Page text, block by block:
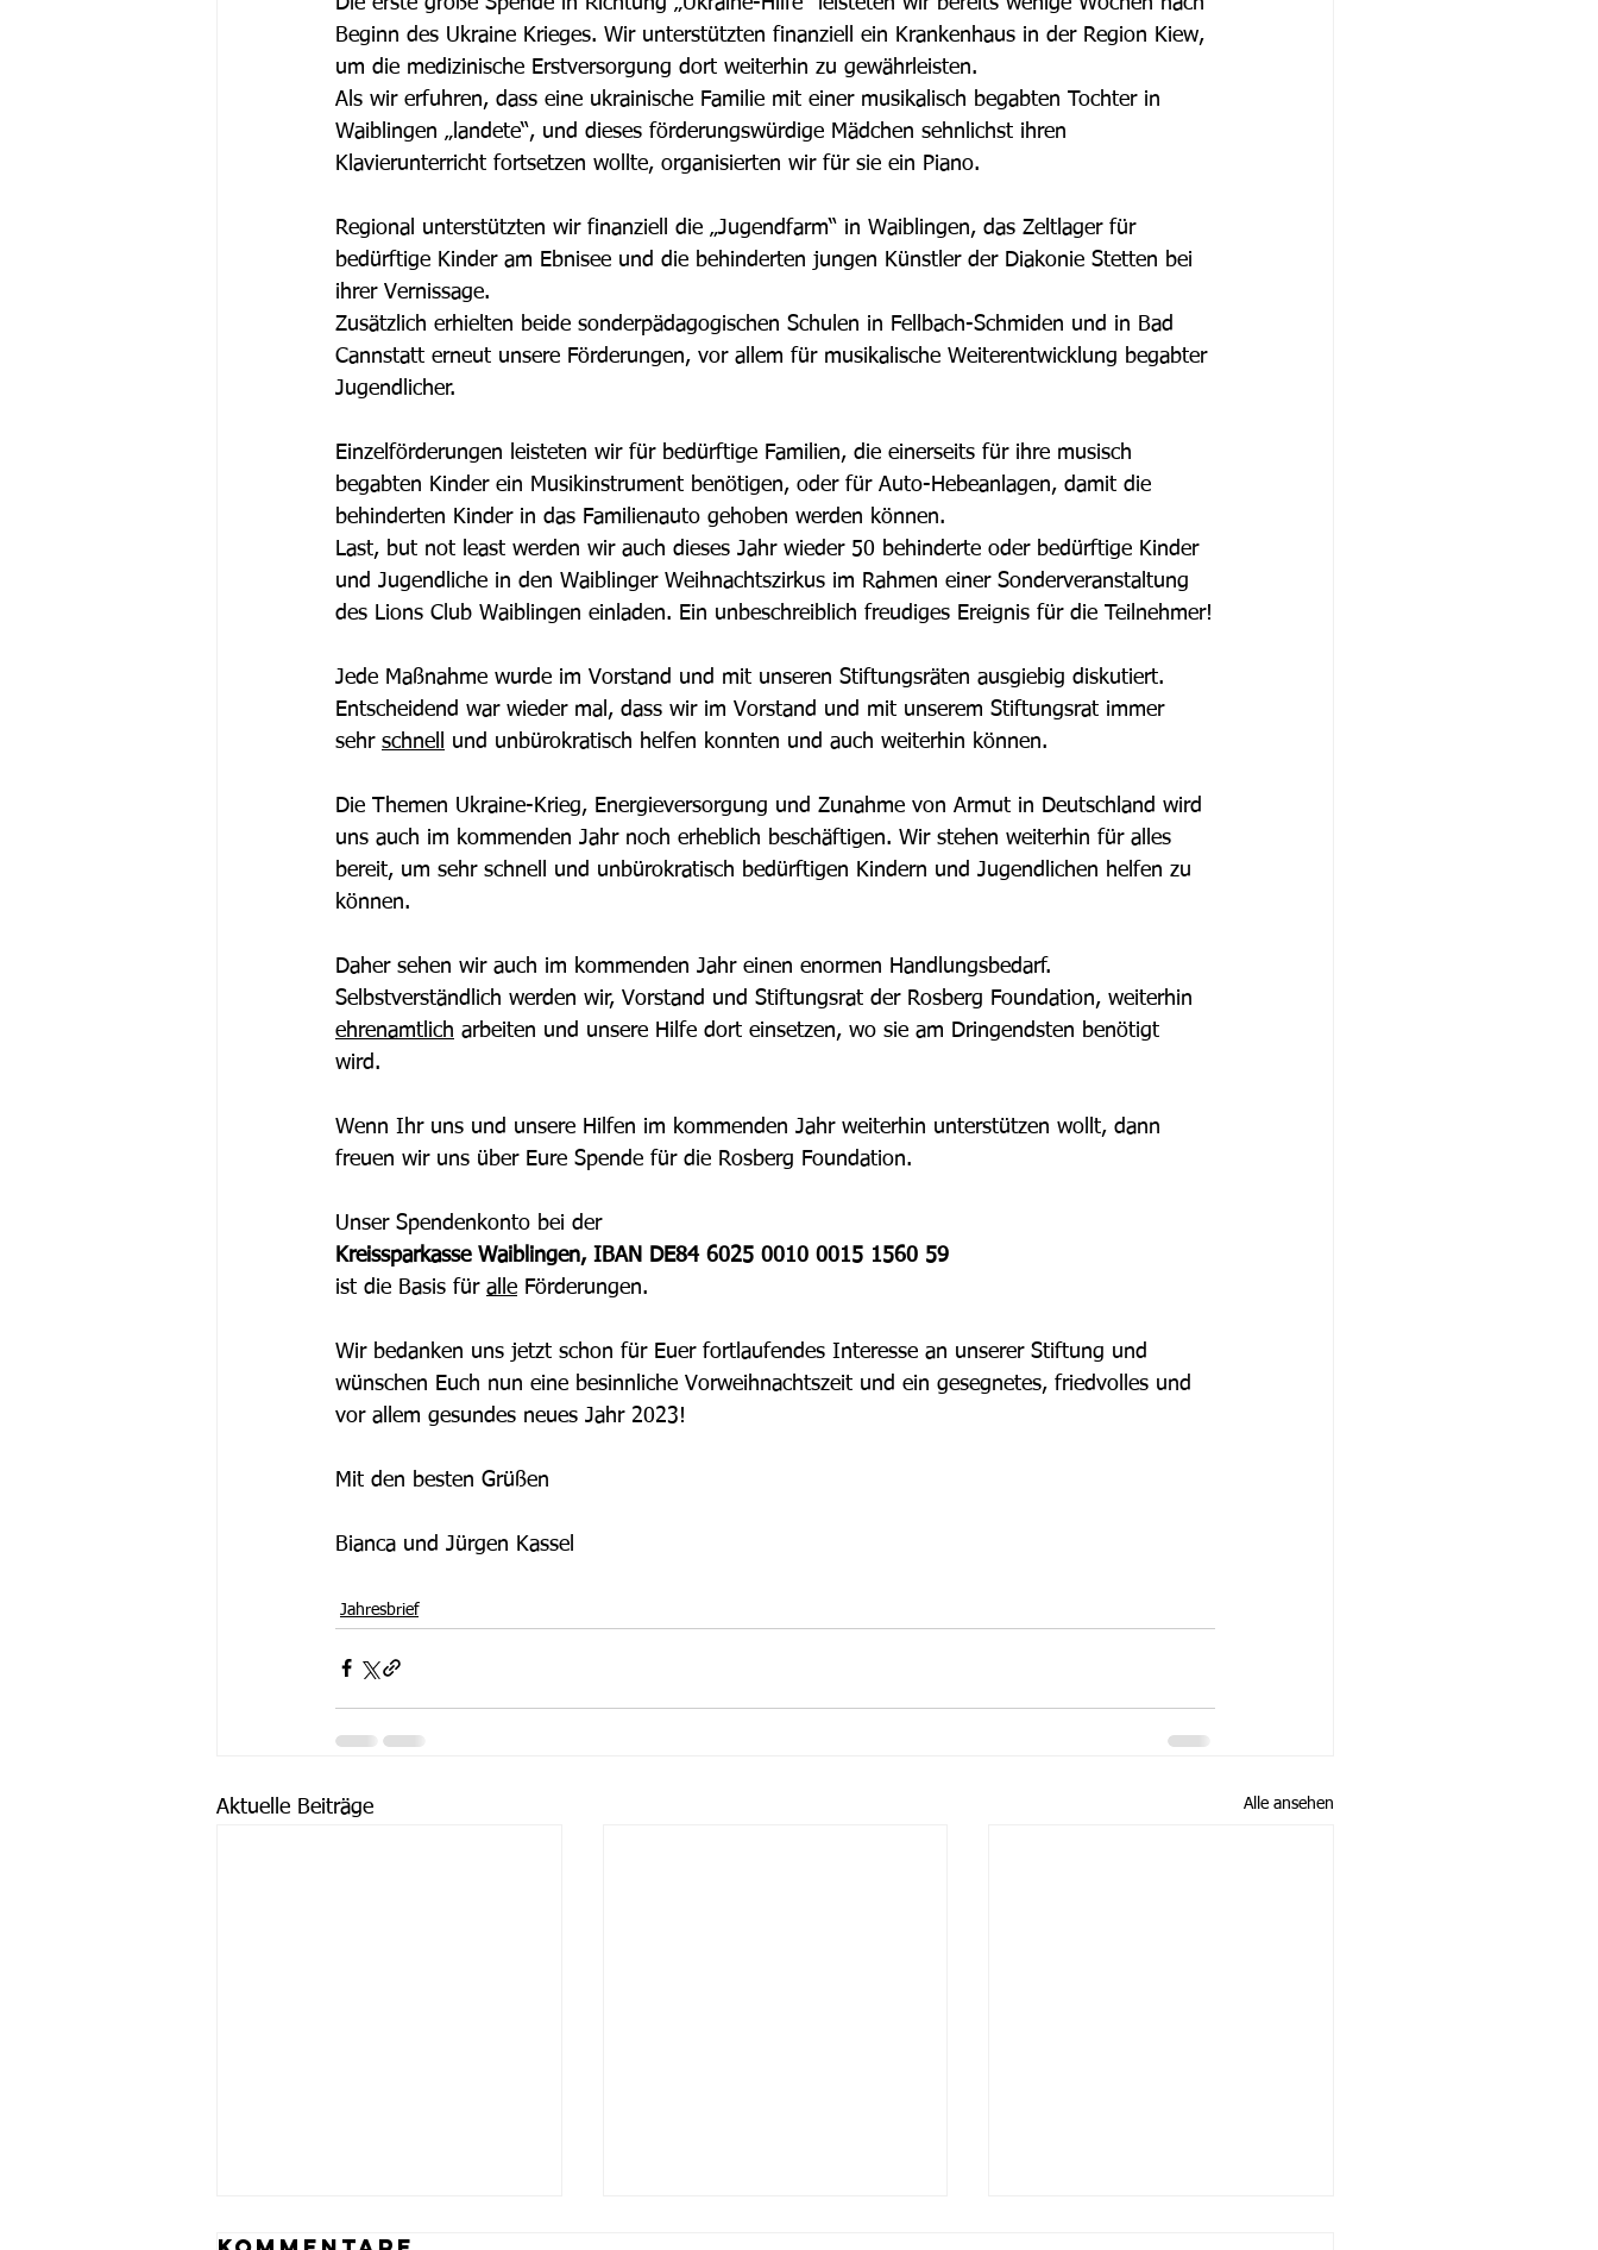
Beginn des Ukraine Krieges. Wir unterstützten finanziell ein Krankenhaus in der Region Kiew,
um die medizinische Erstversorgung dort weiterhin zu gewährleisten.
Als wir erfuhren, dass eine ukrainische Familie mit einer musikalisch begabten Tochter in
Waiblingen „landete“, und dieses förderungswürdige Mädchen sehnlichst ihren
Klavierunterricht fortsetzen wollte, organisierten wir für sie ein Piano.
Regional unterstützten wir finanziell die „Jugendfarm“ in Waiblingen, das Zeltlager für
bedürftige Kinder am Ebnisee und die behinderten jungen Künstler der Diakonie Stetten bei
ihrer Vernissage.
Zusätzlich erhielten beide sonderpädagogischen Schulen in Fellbach-Schmiden und in Bad
Cannstatt erneut unsere Förderungen, vor allem für musikalische Weiterentwicklung begabter
Jugendlicher.
Einzelförderungen leisteten wir für bedürftige Familien, die einerseits für ihre musisch
begabten Kinder ein Musikinstrument benötigen, oder für Auto-Hebeanlagen, damit die
behinderten Kinder in das Familienauto gehoben werden können.
Last, but not least werden wir auch dieses Jahr wieder 50 behinderte oder bedürftige Kinder
und Jugendliche in den Waiblinger Weihnachtszirkus im Rahmen einer Sonderveranstaltung
des Lions Club Waiblingen einladen. Ein unbeschreiblich freudiges Ereignis für die Teilnehmer!
Jede Maßnahme wurde im Vorstand und mit unseren Stiftungsräten ausgiebig diskutiert.
Entscheidend war wieder mal, dass wir im Vorstand und mit unserem Stiftungsrat immer
sehr schnell und unbürokratisch helfen konnten und auch weiterhin können.
Die Themen Ukraine-Krieg, Energieversorgung und Zunahme von Armut in Deutschland wird
uns auch im kommenden Jahr noch erheblich beschäftigen. Wir stehen weiterhin für alles
bereit, um sehr schnell und unbürokratisch bedürftigen Kindern und Jugendlichen helfen zu
können.
Daher sehen wir auch im kommenden Jahr einen enormen Handlungsbedarf.
Selbstverständlich werden wir, Vorstand und Stiftungsrat der Rosberg Foundation, weiterhin
ehrenamtlich arbeiten und unsere Hilfe dort einsetzen, wo sie am Dringendsten benötigt
wird.
Wenn Ihr uns und unsere Hilfen im kommenden Jahr weiterhin unterstützen wollt, dann
freuen wir uns über Eure Spende für die Rosberg Foundation.
Unser Spendenkonto bei der
Kreissparkasse Waiblingen, IBAN DE84 6025 0010 0015 1560 59
ist die Basis für alle Förderungen.
Wir bedanken uns jetzt schon für Euer fortlaufendes Interesse an unserer Stiftung und
wünschen Euch nun eine besinnliche Vorweihnachtszeit und ein gesegnetes, friedvolles und
vor allem gesundes neues Jahr 2023!
Mit den besten Grüßen
Bianca und Jürgen Kassel
Jahresbrief
Aktuelle Beiträge Alle ansehen